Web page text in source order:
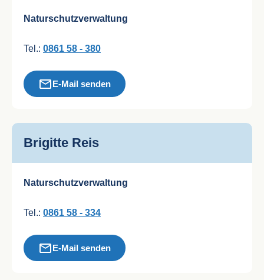
Naturschutzverwaltung
Tel.: 0861 58 - 380
E-Mail senden
Brigitte Reis
Naturschutzverwaltung
Tel.: 0861 58 - 334
E-Mail senden